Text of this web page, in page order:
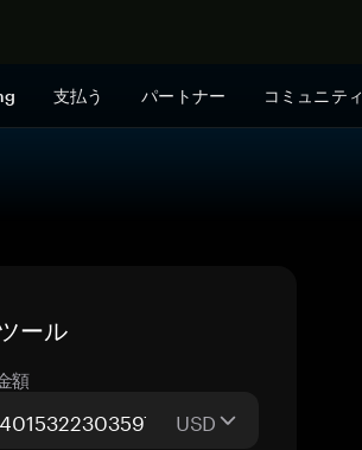
支払う パートナー コミュニティ
ール
額
USD